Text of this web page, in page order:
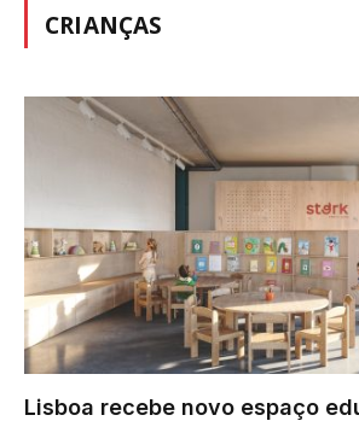
CRIANÇAS
Lisboa recebe novo espaço